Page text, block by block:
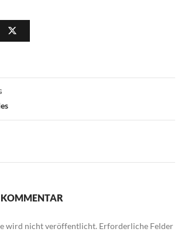
KOMMENTAR
wird nicht veröffentlicht. Erforderliche Felder